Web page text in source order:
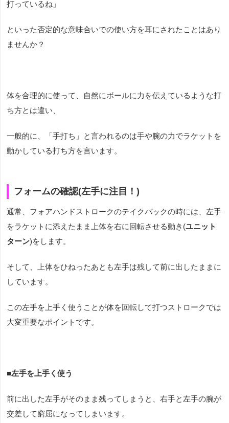
打っているね」
といった否定的な意味合いでの使い方を耳にされたことはあり
ませんか？
体を合理的に使って、自然にボールに力を伝えているような打
ち方とは違い、
一般的に、「手打ち」と言われるのは手や腕の力でラケットを
動かしている打ち方を言います。
フォームの確認(左手に注目！)
通常、フォアハンドストロークのテイクバックの時には、左手
をラケットに添えたまま上体を右に回転させる動き(ユニット
ターン)をします。
そして、上体をひねったあとも左手は残して前に出したままに
しています。
この左手を上手く使うことが体を回転して打つストロークでは
大変重要なポイントです。
■左手を上手く使う
前に出した左手がそのまま残ってしまうと、右手と左手の腕が
交差して窮屈になってしまいます。